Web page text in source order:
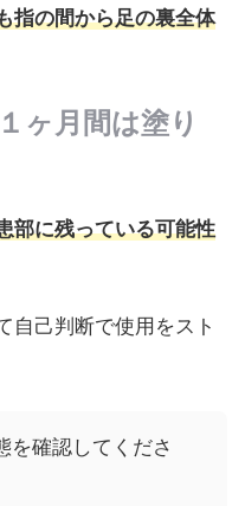
指の間から足の裏全体
ヶ月間は塗り
部に残っている可能性
自己判断で使用をスト
を確認してくださ